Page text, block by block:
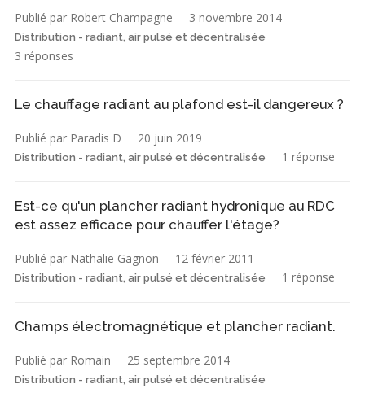
Publié par Robert Champagne 3 novembre 2014
Distribution - radiant, air pulsé et décentralisée
3 réponses
Le chauffage radiant au plafond est-il dangereux ?
Publié par Paradis D 20 juin 2019
Distribution - radiant, air pulsé et décentralisée 1 réponse
Est-ce qu'un plancher radiant hydronique au RDC
est assez efficace pour chauffer l'étage?
Publié par Nathalie Gagnon 12 février 2011
Distribution - radiant, air pulsé et décentralisée 1 réponse
Champs électromagnétique et plancher radiant.
Publié par Romain 25 septembre 2014
Distribution - radiant, air pulsé et décentralisée